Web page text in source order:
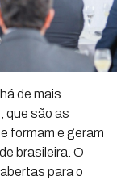
de mais
que são as
formam e geram
brasileira. O
para o